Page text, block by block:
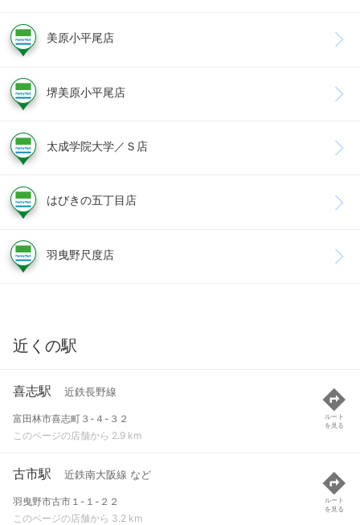
美原小平尾店
堺美原小平尾店
太成学院大学／Ｓ店
はびきの五丁目店
羽曳野尺度店
近くの駅
喜志駅 近鉄長野線
富田林市喜志町３-４-３２
このページの店舗から 2.9 km
ルート
を見る
古市駅 近鉄南大阪線 など
羽曳野市古市１-１-２２
このページの店舗から 3.2 km
ルート
を見る